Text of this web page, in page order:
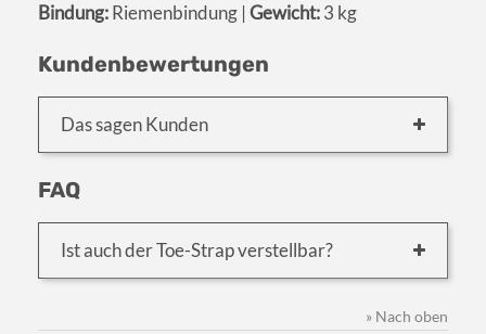
Bindung:Riemenbindung | Gewicht:3 kg
Kundenbewertungen
Das sagen Kunden
FAQ
Ist auch der Toe-Strap verstellbar?
» Nach oben